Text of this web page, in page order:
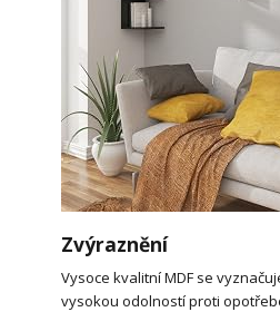
Zvýraznění
Vysoce kvalitní MDF se
vysokou odolností proti